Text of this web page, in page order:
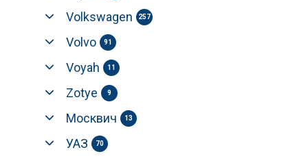
Volkswagen 257
Volvo 91
Voyah 11
Zotye 9
Москвич 13
УАЗ 70